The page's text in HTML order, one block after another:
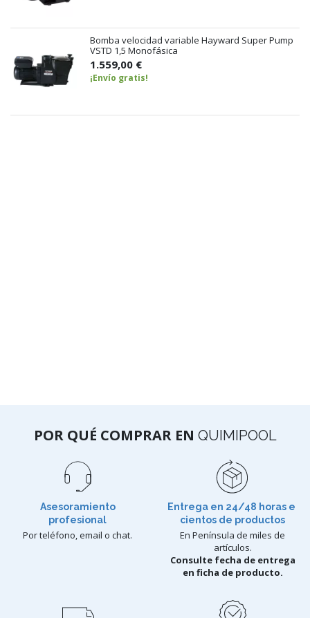
Bomba velocidad variable Hayward Super Pump
VSTD 1,5 Monofásica
1.559,00 €
¡Envío gratis!
POR QUÉ COMPRAR EN QUIMIPOOL
Asesoramiento
profesional
Por teléfono, email o chat.
Entrega en 24/48 horas e
cientos de productos
En Península de miles de
artículos.
Consulte fecha de entrega
en ficha de producto.